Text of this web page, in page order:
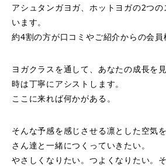
アシュタンガヨガ、ホットヨガの2つ
います。
約4割の方が口コミやご紹介からの会員
ヨガクラスを通して、あなたの成長を
時は丁寧にアシストします。
ここに来れば何かがある。
そんな予感を感じさせる凛とした空気
さん達と一緒につくっていきたい。
やさしくなりたい。つよくなりたい。